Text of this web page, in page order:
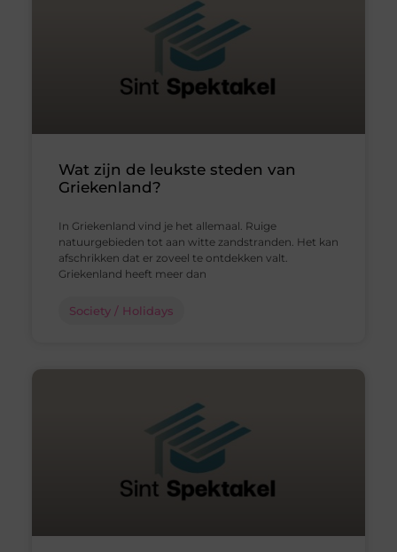
Wat zijn de leukste steden van
Griekenland?
In Griekenland vind je het allemaal. Ruige
natuurgebieden tot aan witte zandstranden. Het kan
afschrikken dat er zoveel te ontdekken valt.
Griekenland heeft meer dan
Society / Holidays